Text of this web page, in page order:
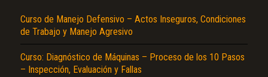
Curso de Manejo Defensivo – Actos Inseguros, Condiciones
de Trabajo y Manejo Agresivo
Curso: Diagnóstico de Máquinas – Proceso de los 10 Pasos
– Inspección, Evaluación y Fallas